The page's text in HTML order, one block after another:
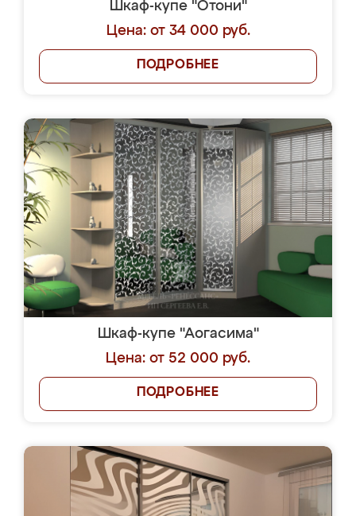
Шкаф-купе "Отони"
Цена: от 34 000 руб.
ПОДРОБНЕЕ
Шкаф-купе "Аогасима"
Цена: от 52 000 руб.
ПОДРОБНЕЕ